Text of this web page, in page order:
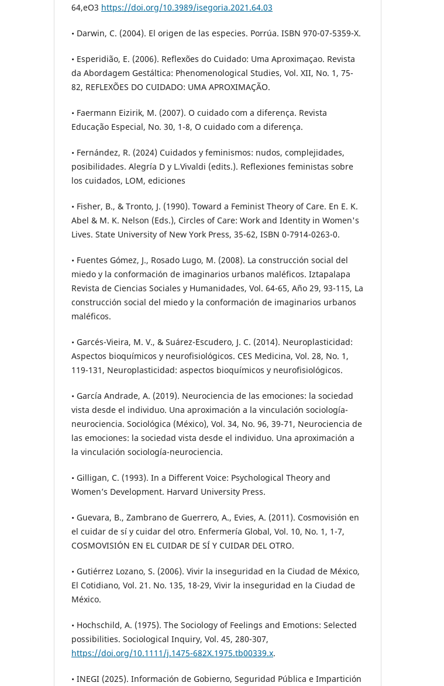
64,eO3 https://doi.org/10.3989/isegoria.2021.64.03
• Darwin, C. (2004). El origen de las especies. Porrúa. ISBN 970-07-5359-X.
• Esperidião, E. (2006). Reflexões do Cuidado: Uma Aproximaçao. Revista
da Abordagem Gestáltica: Phenomenological Studies, Vol. XII, No. 1, 75-
82, REFLEXÕES DO CUIDADO: UMA APROXIMAÇÃO.
• Faermann Eizirik, M. (2007). O cuidado com a diferença. Revista
Educação Especial, No. 30, 1-8, O cuidado com a diferença.
• Fernández, R. (2024) Cuidados y feminismos: nudos, complejidades,
posibilidades. Alegría D y L.Vivaldi (edits.). Reflexiones feministas sobre
los cuidados, LOM, ediciones
• Fisher, B., & Tronto, J. (1990). Toward a Feminist Theory of Care. En E. K.
Abel & M. K. Nelson (Eds.), Circles of Care: Work and Identity in Women's
Lives. State University of New York Press, 35-62, ISBN 0-7914-0263-0.
• Fuentes Gómez, J., Rosado Lugo, M. (2008). La construcción social del
miedo y la conformación de imaginarios urbanos maléficos. Iztapalapa
Revista de Ciencias Sociales y Humanidades, Vol. 64-65, Año 29, 93-115, La
construcción social del miedo y la conformación de imaginarios urbanos
maléficos.
• Garcés-Vieira, M. V., & Suárez-Escudero, J. C. (2014). Neuroplasticidad:
Aspectos bioquímicos y neurofisiológicos. CES Medicina, Vol. 28, No. 1,
119-131, Neuroplasticidad: aspectos bioquímicos y neurofisiológicos.
• García Andrade, A. (2019). Neurociencia de las emociones: la sociedad
vista desde el individuo. Una aproximación a la vinculación sociología-
neurociencia. Sociológica (México), Vol. 34, No. 96, 39-71, Neurociencia de
las emociones: la sociedad vista desde el individuo. Una aproximación a
la vinculación sociología-neurociencia.
• Gilligan, C. (1993). In a Different Voice: Psychological Theory and
Women’s Development. Harvard University Press.
• Guevara, B., Zambrano de Guerrero, A., Evies, A. (2011). Cosmovisión en
el cuidar de sí y cuidar del otro. Enfermería Global, Vol. 10, No. 1, 1-7,
COSMOVISIÓN EN EL CUIDAR DE SÍ Y CUIDAR DEL OTRO.
• Gutiérrez Lozano, S. (2006). Vivir la inseguridad en la Ciudad de México,
El Cotidiano, Vol. 21. No. 135, 18-29, Vivir la inseguridad en la Ciudad de
México.
• Hochschild, A. (1975). The Sociology of Feelings and Emotions: Selected
possibilities. Sociological Inquiry, Vol. 45, 280-307,
https://doi.org/10.1111/j.1475-682X.1975.tb00339.x.
• INEGI (2025). Información de Gobierno, Seguridad Pública e Impartición